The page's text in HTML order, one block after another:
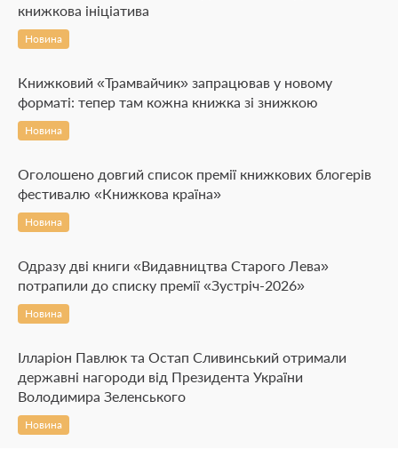
книжкова ініціатива
Новина
Книжковий «Трамвайчик» запрацював у новому
форматі: тепер там кожна книжка зі знижкою
Новина
Оголошено довгий список премії книжкових блогерів
фестивалю «Книжкова країна»
Новина
Одразу дві книги «Видавництва Старого Лева»
потрапили до списку премії «Зустріч-2026»
Новина
Ілларіон Павлюк та Остап Сливинський отримали
державні нагороди від Президента України
Володимира Зеленського
Новина